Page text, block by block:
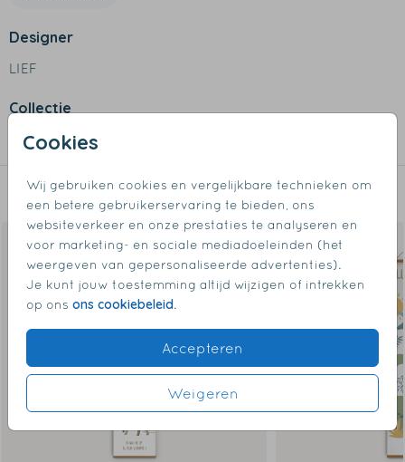
Cookies
Wij gebruiken cookies en vergelijkbare technieken om
een betere gebruikerservaring te bieden, ons
websiteverkeer en onze prestaties te analyseren en
voor marketing- en sociale mediadoeleinden (het
weergeven van gepersonaliseerde advertenties).
Je kunt jouw toestemming altijd wijzigen of intrekken
op ons ons cookiebeleid.
Accepteren
Weigeren
Specificaties groeimeter
- Formaat: 140 x 30 cm
- De groeimeter begint bij 45 cm
- Bestel gemakkelijk de donker bruine houten latjes er
- Aan het boven-latje zit een koordje om op te hangen
- Latjes worden niet standaard meegeleverd
Designer
LIEF
Collectie
Groeimeters
Dit vind je misschien ook leuk